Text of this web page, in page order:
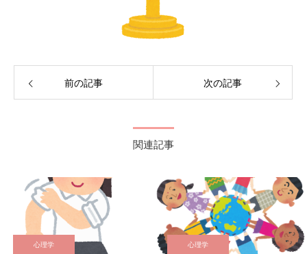
前の記事 次の記事
関連記事
心理学 心理学